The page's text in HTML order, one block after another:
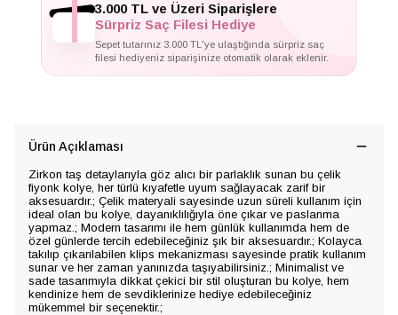
3.000 TL ve Üzeri Siparişlere
Sürpriz Saç Filesi Hediye
Sepet tutarınız 3.000 TL'ye ulaştığında sürpriz saç
filesi hediyeniz siparişinize otomatik olarak eklenir.
Ürün Açıklaması
Zirkon taş detaylarıyla göz alıcı bir parlaklık sunan bu çelik
fiyonk kolye, her türlü kıyafetle uyum sağlayacak zarif bir
aksesuardır.; Çelik materyali sayesinde uzun süreli kullanım için
ideal olan bu kolye, dayanıklılığıyla öne çıkar ve paslanma
yapmaz.; Modern tasarımı ile hem günlük kullanımda hem de
özel günlerde tercih edebileceğiniz şık bir aksesuardır.; Kolayca
takılıp çıkarılabilen klips mekanizması sayesinde pratik kullanım
sunar ve her zaman yanınızda taşıyabilirsiniz.; Minimalist ve
sade tasarımıyla dikkat çekici bir stil oluşturan bu kolye, hem
kendinize hem de sevdiklerinize hediye edebileceğiniz
mükemmel bir seçenektir.;